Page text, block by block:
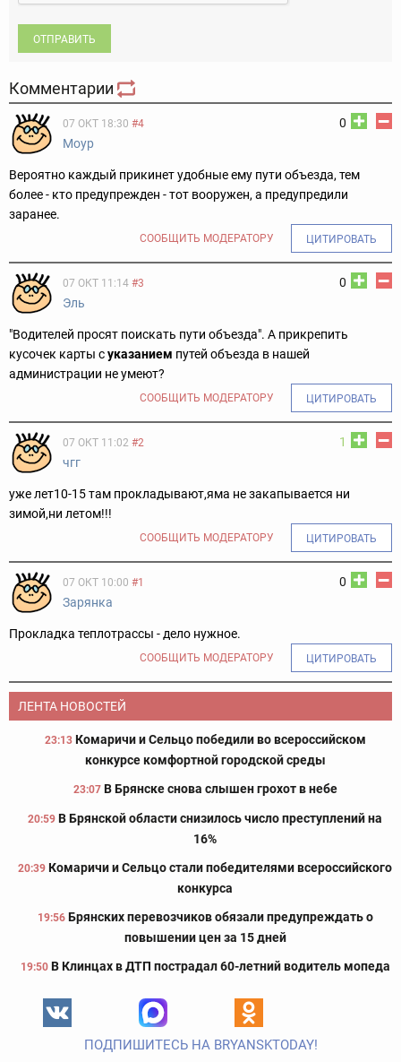
ОТПРАВИТЬ
Комментарии
0
07 ОКТ 18:30 #4
Моур
Вероятно каждый прикинет удобные ему пути объезда, тем
более - кто предупрежден - тот вооружен, а предупредили
заранее.
СООБЩИТЬ МОДЕРАТОРУ ЦИТИРОВАТЬ
0
07 ОКТ 11:14 #3
Эль
"Водителей просят поискать пути объезда". А прикрепить
кусочек карты суказанием путей объезда в нашей
администрации не умеют?
СООБЩИТЬ МОДЕРАТОРУ ЦИТИРОВАТЬ
1
07 ОКТ 11:02 #2
чгг
уже лет10-15 там прокладывают,яма не закапывается ни
зимой,ни летом!!!
СООБЩИТЬ МОДЕРАТОРУ ЦИТИРОВАТЬ
0
07 ОКТ 10:00 #1
Зарянка
Прокладка теплотрассы - дело нужное.
СООБЩИТЬ МОДЕРАТОРУ ЦИТИРОВАТЬ
ЛЕНТА НОВОСТЕЙ
23:13 Комаричи и Сельцо победили во всероссийском
конкурсе комфортной городской среды
23:07 В Брянске снова слышен грохот в небе
20:59 В Брянской области снизилось число преступлений на
16%
20:39 Комаричи и Сельцо стали победителями всероссийского
конкурса
19:56 Брянских перевозчиков обязали предупреждать о
повышении цен за 15 дней
19:50 В Клинцах в ДТП пострадал 60-летний водитель мопеда
ПОДПИШИТЕСЬ НА BRYANSKTODAY!